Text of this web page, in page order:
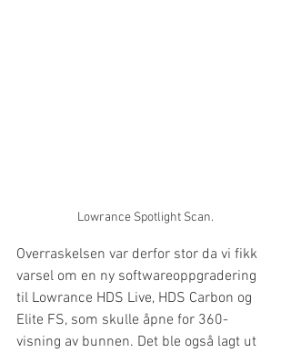
Lowrance Spotlight Scan.
Overraskelsen var derfor stor da vi fikk
varsel om en ny softwareoppgradering
til Lowrance HDS Live, HDS Carbon og
Elite FS, som skulle åpne for 360-
visning av bunnen. Det ble også lagt ut